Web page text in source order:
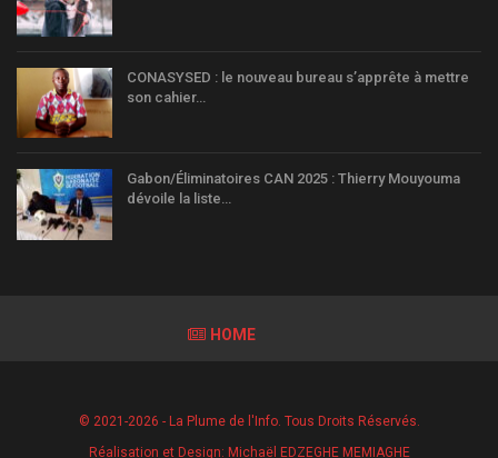
CONASYSED : le nouveau bureau s’apprête à mettre
son cahier…
Gabon/Éliminatoires CAN 2025 : Thierry Mouyouma
dévoile la liste…
HOME
© 2021-2026 - La Plume de l'Info. Tous Droits Réservés.
Réalisation et Design: Michaël EDZEGHE MEMIAGHE